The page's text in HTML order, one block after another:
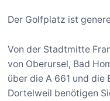
Der Golfplatz ist
Von der Stadtmitte
von Oberursel, Bad
über die A 661 und die
Dortelweil benötigen